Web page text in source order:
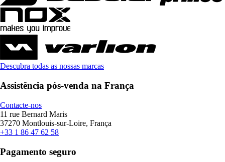
Descubra todas as nossas marcas
Assistência pós-venda na França
Contacte-nos
11 rue Bernard Maris
37270 Montlouis-sur-Loire, França
+33 1 86 47 62 58
Pagamento seguro